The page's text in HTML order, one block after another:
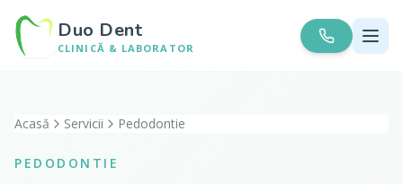
Duo Dent
CLINICĂ & LABORATOR
Acasă Servicii Pedodontie
PEDODONTIE